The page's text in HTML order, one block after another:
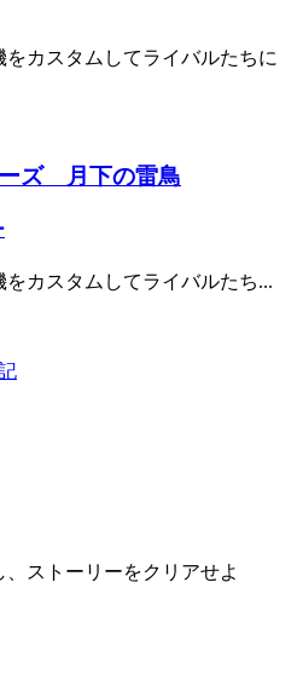
カスタムしてライバルたちに
ズ 月下の雷鳥
カスタムしてライバルたち...
ストーリーをクリアせよ